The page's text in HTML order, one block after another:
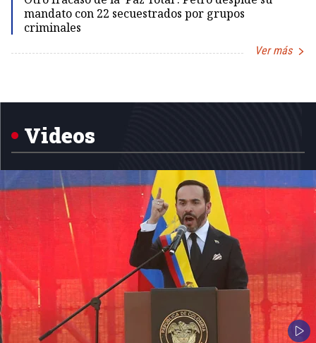
mandato con 22 secuestrados por grupos
criminales
Ver más
5
Videos